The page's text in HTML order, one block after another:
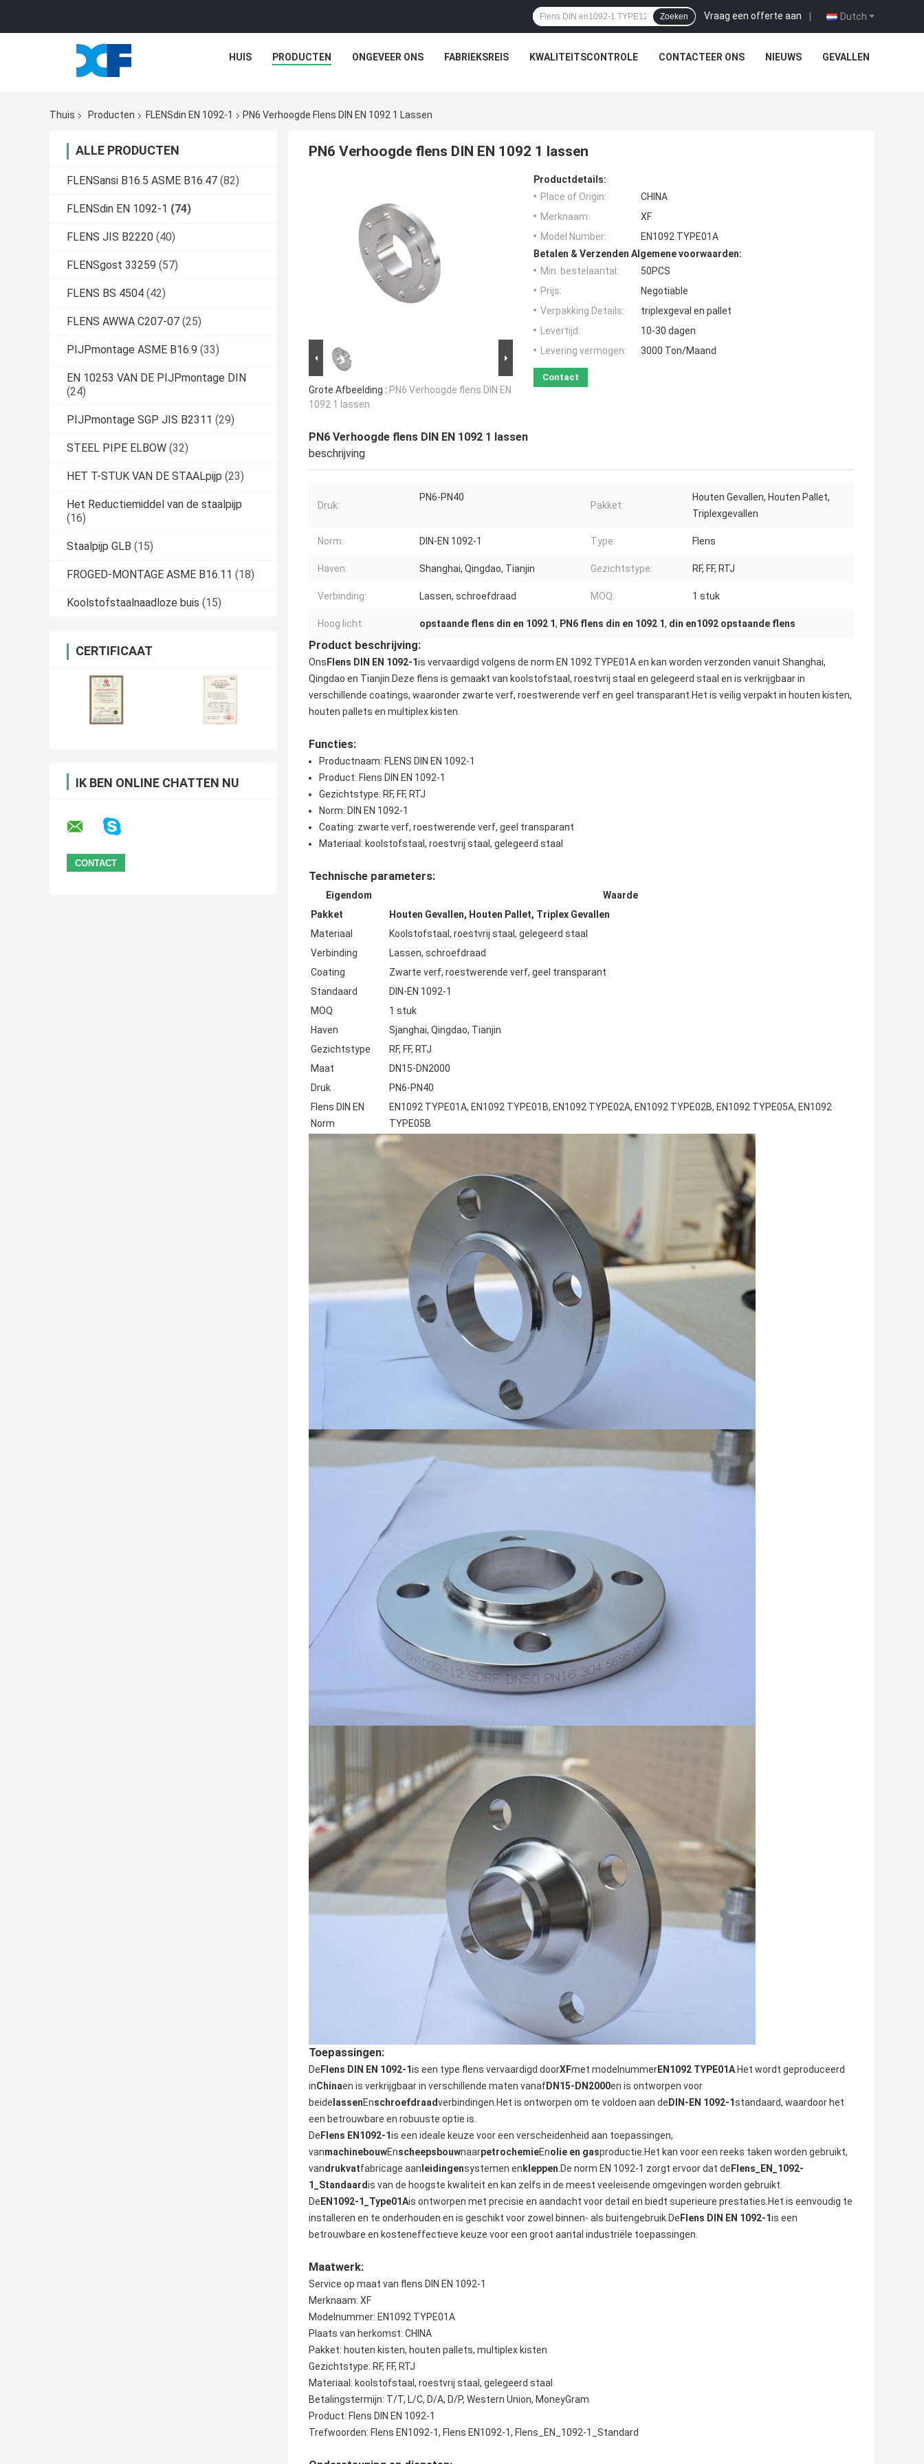
Dutch
Vraag een offerte aan |
Zoeken
HUIS PRODUCTEN ONGEVEER ONS FABRIEKSREIS KWALITEITSCONTROLE CONTACTEER ONS NIEUWS GEVALLEN
Thuis Producten FLENSdin EN 1092-1 PN6 Verhoogde Flens DIN EN 1092 1 Lassen
ALLE PRODUCTEN
FLENSansi B16.5 ASME B16.47 (82)
FLENSdin EN 1092-1 (74)
FLENS JIS B2220 (40)
FLENSgost 33259 (57)
FLENS BS 4504 (42)
FLENS AWWA C207-07 (25)
PIJPmontage ASME B16.9 (33)
EN 10253 VAN DE PIJPmontage DIN
(24)
PIJPmontage SGP JIS B2311 (29)
STEEL PIPE ELBOW (32)
HET T-STUK VAN DE STAALpijp (23)
Het Reductiemiddel van de staalpijp
(16)
Staalpijp GLB (15)
FROGED-MONTAGE ASME B16.11 (18)
Koolstofstaalnaadloze buis (15)
CERTIFICAAT
IK BEN ONLINE CHATTEN NU
PN6 Verhoogde flens DIN EN 1092 1 lassen
Grote Afbeelding : PN6 Verhoogde flens DIN EN
1092 1 lassen
Productdetails:
Place of Origin:
CHINA
Merknaam:
XF
Model Number:
EN1092 TYPE01A
Betalen & Verzenden Algemene voorwaarden:
Min. bestelaantal:
50PCS
Prijs:
Negotiable
Verpakking Details:
triplexgeval en pallet
Levertijd:
10-30 dagen
Levering vermogen:
3000 Ton/Maand
Contact
PN6 Verhoogde flens DIN EN 1092 1 lassen
beschrijving
Druk:
PN6-PN40
Pakket:
Houten Gevallen, Houten Pallet,
Triplexgevallen
Norm: DIN-EN 1092-1 Type: Flens
Haven: Shanghai, Qingdao, Tianjin Gezichtstype: RF, FF, RTJ
Verbinding: Lassen, schroefdraad MOQ: 1 stuk
Hoog licht: opstaande flens din en 1092 1, PN6 flens din en 1092 1, din en1092 opstaande flens
Product beschrijving:
Ons Flens DIN EN 1092-1is vervaardigd volgens de norm EN 1092 TYPE01A en kan worden verzonden vanuit Shanghai,
Qingdao en Tianjin.Deze flens is gemaakt van koolstofstaal, roestvrij staal en gelegeerd staal en is verkrijgbaar in
verschillende coatings, waaronder zwarte verf, roestwerende verf en geel transparant.Het is veilig verpakt in houten kisten,
houten pallets en multiplex kisten.
Functies:
Productnaam: FLENS DIN EN 1092-1
Product: Flens DIN EN 1092-1
Gezichtstype: RF, FF, RTJ
Norm: DIN EN 1092-1
Coating: zwarte verf, roestwerende verf, geel transparant
Materiaal: koolstofstaal, roestvrij staal, gelegeerd staal
Technische parameters:
Eigendom
Waarde
Pakket
Houten Gevallen, Houten Pallet, Triplex Gevallen
Materiaal
Koolstofstaal, roestvrij staal, gelegeerd staal
Verbinding
Lassen, schroefdraad
Coating
Zwarte verf, roestwerende verf, geel transparant
Standaard
DIN-EN 1092-1
MOQ
1 stuk
Haven
Sjanghai, Qingdao, Tianjin
Gezichtstype
RF, FF, RTJ
Maat
DN15-DN2000
Druk
PN6-PN40
Flens DIN EN
Norm
EN1092 TYPE01A, EN1092 TYPE01B, EN1092 TYPE02A, EN1092 TYPE02B, EN1092 TYPE05A, EN1092
TYPE05B
Toepassingen:
De Flens DIN EN 1092-1is een type flens vervaardigd doorXFmet modelnummerEN1092 TYPE01A .Het wordt geproduceerd
inChinaen is verkrijgbaar in verschillende maten vanafDN15-DN2000en is ontworpen voor
beide lassenEnschroefdraadverbindingen.Het is ontworpen om te voldoen aan de DIN-EN 1092-1standaard, waardoor het
een betrouwbare en robuuste optie is.
De Flens EN1092-1is een ideale keuze voor een verscheidenheid aan toepassingen,
vanmachinebouwEnscheepsbouwnaarpetrochemieEnolie en gasproductie.Het kan voor een reeks taken worden gebruikt,
vandrukvatfabricage aan leidingensystemen en kleppen .De norm EN 1092-1 zorgt ervoor dat de Flens_EN_1092-
1_Standaardis van de hoogste kwaliteit en kan zelfs in de meest veeleisende omgevingen worden gebruikt.
De EN1092-1_Type01Ais ontworpen met precisie en aandacht voor detail en biedt superieure prestaties.Het is eenvoudig te
installeren en te onderhouden en is geschikt voor zowel binnen- als buitengebruik.De Flens DIN EN 1092-1is een
betrouwbare en kosteneffectieve keuze voor een groot aantal industriële toepassingen.
Maatwerk:
Service op maat van flens DIN EN 1092-1
Merknaam: XF
Modelnummer: EN1092 TYPE01A
Plaats van herkomst: CHINA
Pakket: houten kisten, houten pallets, multiplex kisten
Gezichtstype: RF, FF, RTJ
Materiaal: koolstofstaal, roestvrij staal, gelegeerd staal
Betalingstermijn: T/T, L/C, D/A, D/P, Western Union, MoneyGram
Product: Flens DIN EN 1092-1
Trefwoorden: Flens EN1092-1, Flens EN1092-1, Flens_EN_1092-1_Standard